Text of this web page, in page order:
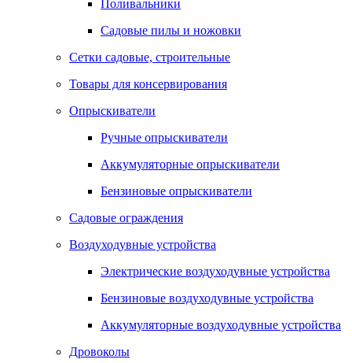
Поливальники
Садовые пилы и ножовки
Сетки садовые, строительные
Товары для консервирования
Опрыскиватели
Ручные опрыскиватели
Аккумуляторные опрыскиватели
Бензиновые опрыскиватели
Садовые ограждения
Воздуходувные устройства
Электрические воздуходувные устройства
Бензиновые воздуходувные устройства
Аккумуляторные воздуходувные устройства
Дровоколы